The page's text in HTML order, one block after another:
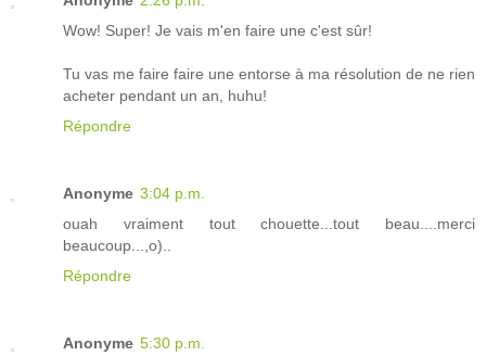
Wow! Super! Je vais m'en faire une c'est sûr!
Tu vas me faire faire une entorse à ma résolution de ne rien
acheter pendant un an, huhu!
Répondre
Anonyme 3:04 p.m.
ouah vraiment tout chouette...tout beau....merci
beaucoup...,o)..
Répondre
Anonyme 5:30 p.m.